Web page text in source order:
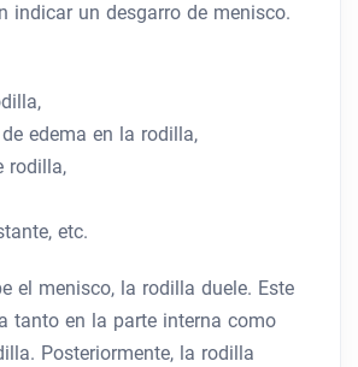
indicar un desgarro de menisco.
edema en la rodilla,
rodilla,
etc.
el menisco, la rodilla duele. Este
tanto en la parte interna como
Posteriormente, la rodilla